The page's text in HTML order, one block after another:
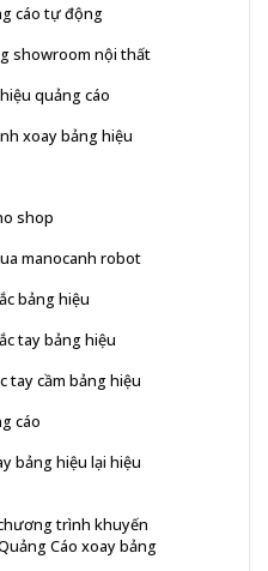
cáo tự động
showroom nội thất
quảng cáo
xoay bảng hiệu
shop
manocanh robot
bảng hiệu
tay bảng hiệu
tay cầm bảng hiệu
cáo
bảng hiệu lại hiệu
trình khuyến
Cáo xoay bảng